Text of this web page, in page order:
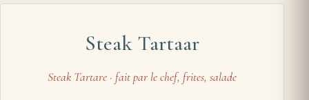
Steak Tartaar
Steak Tartare · fait par le chef, frites, salade